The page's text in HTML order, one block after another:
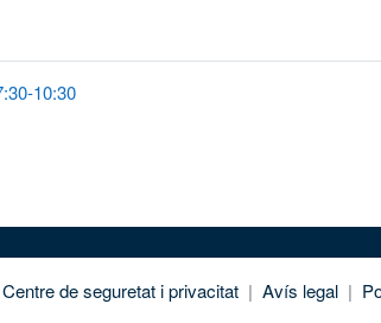
10:30
Centre de seguretat i privacitat | Avís legal |